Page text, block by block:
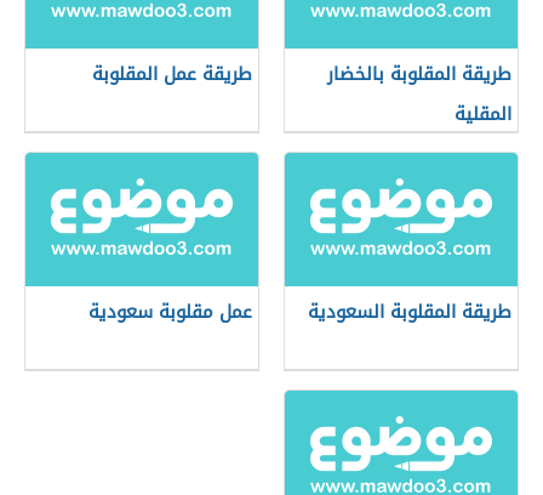
طريقة المقلوبة بالخضار
المقلية
طريقة عمل المقلوبة
طريقة المقلوبة السعودية عمل مقلوبة سعودية